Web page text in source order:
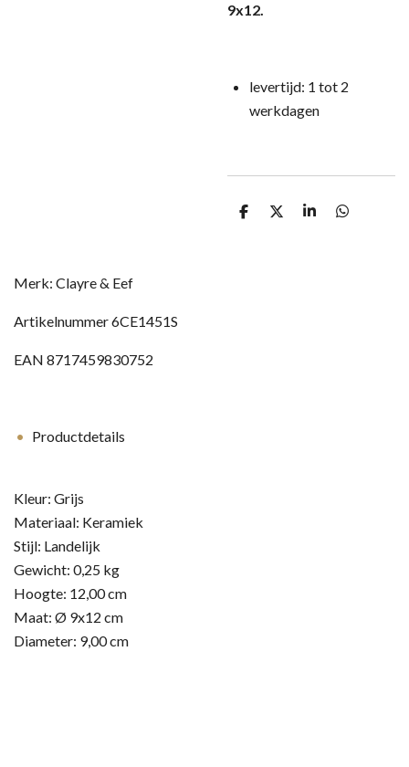
9x12.
levertijd: 1 tot 2
werkdagen
D
D
S
D
Merk: Clayre & Eef
Artikelnummer6CE1451S
EAN 8717459830752
Productdetails
Kleur: Grijs
Materiaal: Keramiek
Stijl: Landelijk
Gewicht: 0,25 kg
Hoogte: 12,00 cm
Maat: Ø 9x12 cm
Diameter: 9,00 cm